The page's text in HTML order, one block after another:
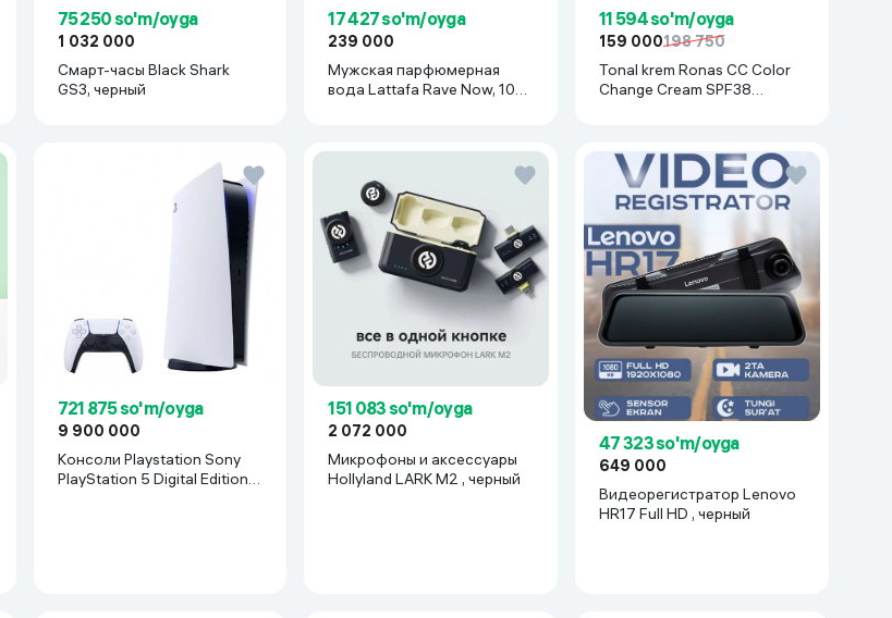
75 250 so'm/oyga
1 032 000
Смарт-часы Black Shark
GS3, черный
17 427 so'm/oyga
239 000
Мужская парфюмерная
вода Lattafa Rave Now, 100
11 594 so'm/oyga
159 000198 750
Tonal krem Ronas CC Color
Change Cream SPF38
721 875 so'm/oyga
9 900 000
Консоли Playstation Sony
PlayStation 5 Digital Edition,
151 083 so'm/oyga
2 072 000
Микрофоны и аксессуары
Hollyland LARK M2 , черный
47 323 so'm/oyga
649 000
Видеорегистратор Lenovo
HR17 Full HD , черный